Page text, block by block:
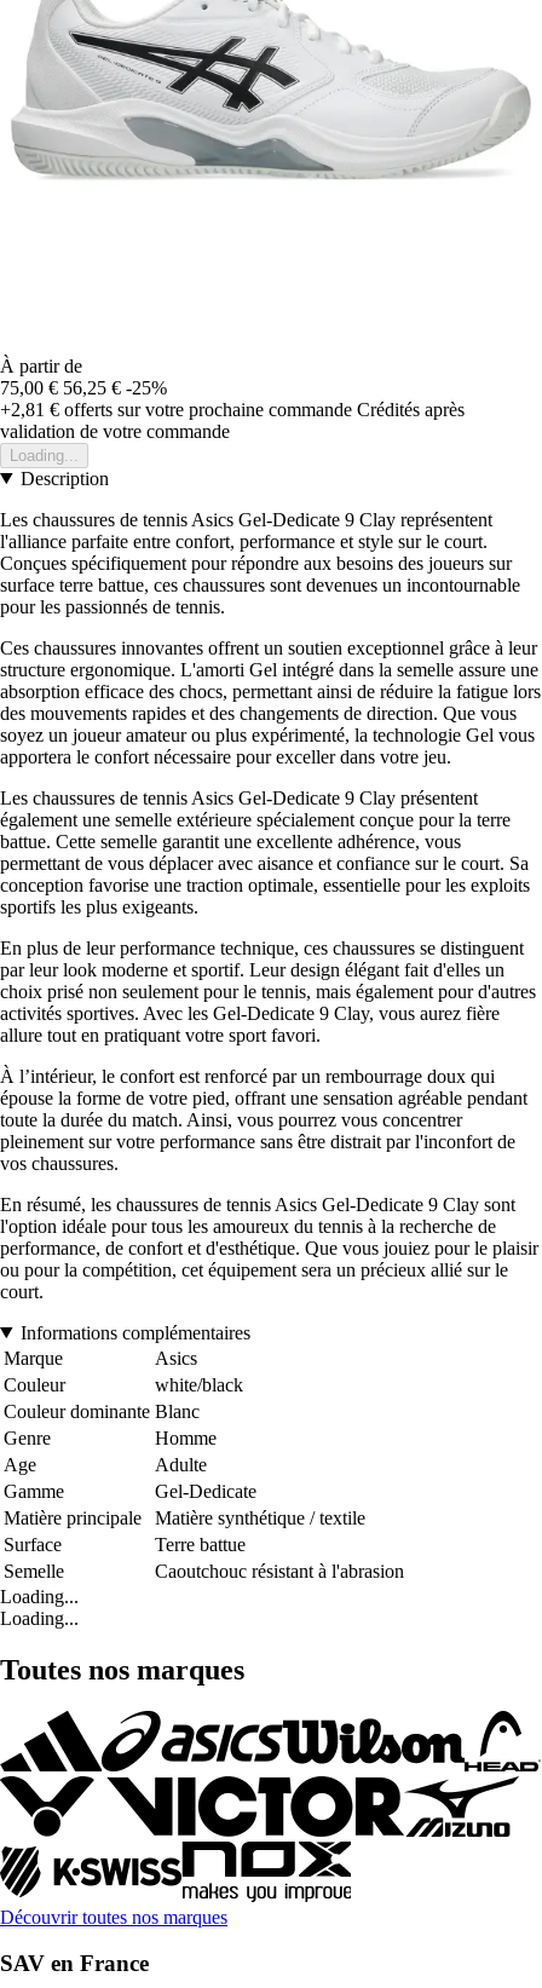
À partir de
75,00 € 56,25 € -25%
+2,81 € offerts sur votre prochaine commande Crédités après
validation de votre commande
Loading...
Description
Les chaussures de tennis Asics Gel-Dedicate 9 Clay représentent
l'alliance parfaite entre confort, performance et style sur le court.
Conçues spécifiquement pour répondre aux besoins des joueurs sur
surface terre battue, ces chaussures sont devenues un incontournable
pour les passionnés de tennis.
Ces chaussures innovantes offrent un soutien exceptionnel grâce à leur
structure ergonomique. L'amorti Gel intégré dans la semelle assure une
absorption efficace des chocs, permettant ainsi de réduire la fatigue lors
des mouvements rapides et des changements de direction. Que vous
soyez un joueur amateur ou plus expérimenté, la technologie Gel vous
apportera le confort nécessaire pour exceller dans votre jeu.
Les chaussures de tennis Asics Gel-Dedicate 9 Clay présentent
également une semelle extérieure spécialement conçue pour la terre
battue. Cette semelle garantit une excellente adhérence, vous
permettant de vous déplacer avec aisance et confiance sur le court. Sa
conception favorise une traction optimale, essentielle pour les exploits
sportifs les plus exigeants.
En plus de leur performance technique, ces chaussures se distinguent
par leur look moderne et sportif. Leur design élégant fait d'elles un
choix prisé non seulement pour le tennis, mais également pour d'autres
activités sportives. Avec les Gel-Dedicate 9 Clay, vous aurez fière
allure tout en pratiquant votre sport favori.
À l’intérieur, le confort est renforcé par un rembourrage doux qui
épouse la forme de votre pied, offrant une sensation agréable pendant
toute la durée du match. Ainsi, vous pourrez vous concentrer
pleinement sur votre performance sans être distrait par l'inconfort de
vos chaussures.
En résumé, les chaussures de tennis Asics Gel-Dedicate 9 Clay sont
l'option idéale pour tous les amoureux du tennis à la recherche de
performance, de confort et d'esthétique. Que vous jouiez pour le plaisir
ou pour la compétition, cet équipement sera un précieux allié sur le
court.
Informations complémentaires
Marque
Asics
Couleur
white/black
Couleur dominante Blanc
Genre
Homme
Age
Adulte
Gamme
Gel-Dedicate
Matière principale
Matière synthétique / textile
Surface
Terre battue
Semelle
Caoutchouc résistant à l'abrasion
Loading...
Loading...
Toutes nos marques
Découvrir toutes nos marques
SAV en France